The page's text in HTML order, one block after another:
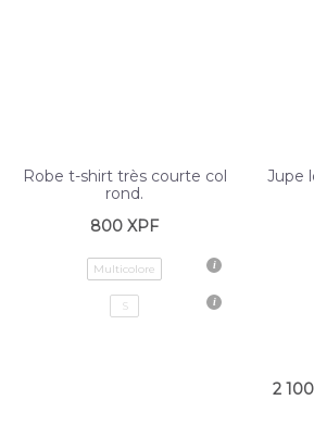
Robe t-shirt très courte col
rond.
800 XPF
Multicolore
S
Jupe
2 100